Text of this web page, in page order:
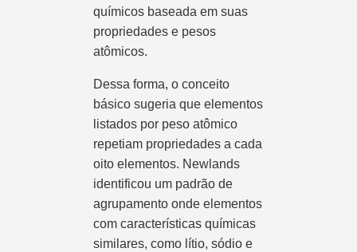
químicos baseada em suas
propriedades e pesos
atômicos.
Dessa forma, o conceito
básico sugeria que elementos
listados por peso atômico
repetiam propriedades a cada
oito elementos. Newlands
identificou um padrão de
agrupamento onde elementos
com características químicas
similares, como lítio, sódio e